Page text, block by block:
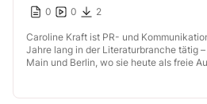
0 0 2
Caroline Kraft ist PR- und
Jahre lang in der Literaturbranche tätig
Main und Berlin, wo sie heute als freie